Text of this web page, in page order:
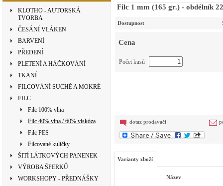
KLOTHO - AUTORSKÁ
TVORBA
ČESÁNÍ VLÁKEN
BARVENÍ
PŘEDENÍ
PLETENÍ A HÁČKOVÁNÍ
TKANÍ
FILCOVÁNÍ SUCHÉ A MOKRÉ
FILC
Filc 100% vlna
Filc 40% vlna / 60% viskóza
Filc PES
Filcované kuličky
ŠITÍ LÁTKOVÝCH PANENEK
VÝROBA ŠPERKŮ
WORKSHOPY - PŘEDNÁŠKY
Filc 1 mm (165 gr.) - obdélník
Dostupnost
Cena
Počet kusů
dotaz prodavači
Varianty zboží
Název